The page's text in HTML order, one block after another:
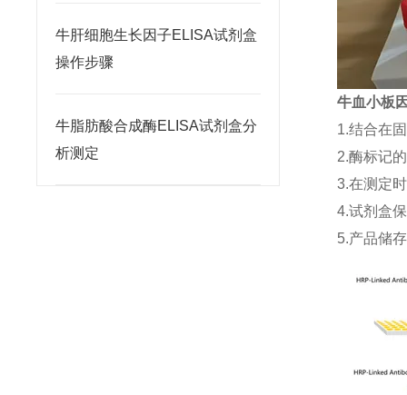
牛肝细胞生长因子ELISA试剂盒
操作步骤
牛脂肪酸合成酶ELISA试剂盒分
析测定
牛血小板
1.结合在
2.酶标记
3.在测定
4.试剂盒
5.产品储